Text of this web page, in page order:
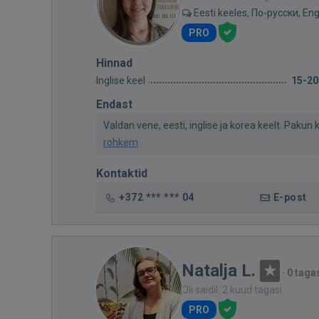
Eesti keeles, По-русски,
PRO
Hinnad
Inglise keel 15-
Endast
Valdan vene, eesti, inglise ja korea keelt.
rohkem
Kontaktid
+372 *** *** 04 E-post
Natalja L. · 0
Oli saidil: 2 kuud tagasi
PRO